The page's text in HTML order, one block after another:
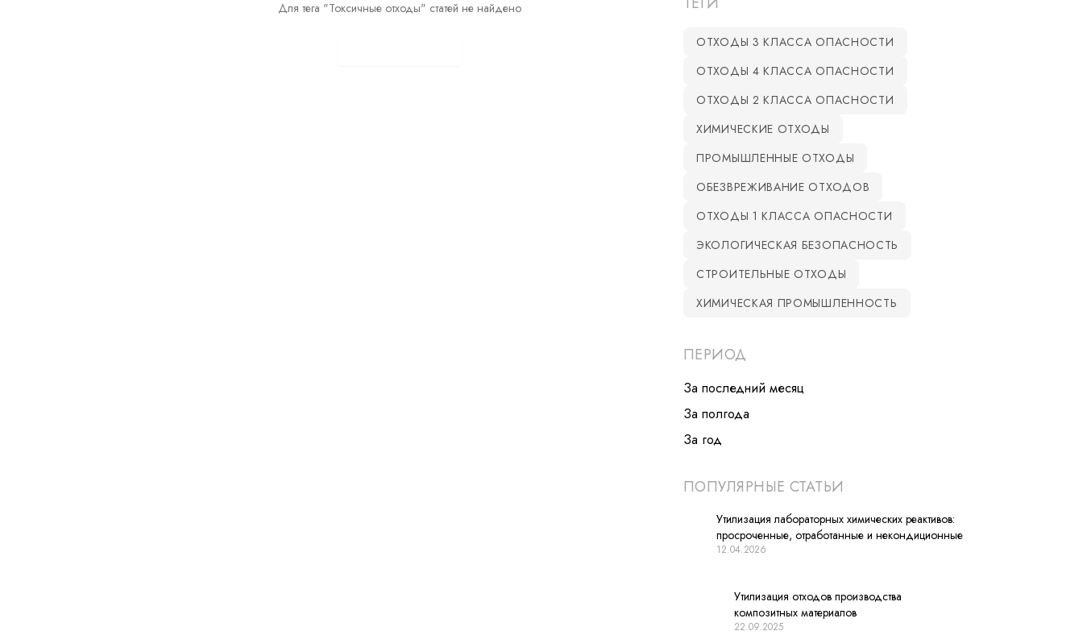
Для тега "Токсичные отходы" статей не найдено
ОТХОДЫ 3 КЛАССА ОПАСНОСТИ
ОТХОДЫ 4 КЛАССА ОПАСНОСТИ
ОТХОДЫ 2 КЛАССА ОПАСНОСТИ
ХИМИЧЕСКИЕ ОТХОДЫ
ПРОМЫШЛЕННЫЕ ОТХОДЫ
ОБЕЗВРЕЖИВАНИЕ ОТХОДОВ
ОТХОДЫ 1 КЛАССА ОПАСНОСТИ
ЭКОЛОГИЧЕСКАЯ БЕЗОПАСНОСТЬ
СТРОИТЕЛЬНЫЕ ОТХОДЫ
ХИМИЧЕСКАЯ ПРОМЫШЛЕННОСТЬ
ПЕРИОД
За последний месяц
За полгода
За год
ПОПУЛЯРНЫЕ СТАТЬИ
Утилизация лабораторных химических реактивов:
просроченные, отработанные и некондиционные
12.04.2026
Утилизация отходов производства
композитных материалов
22.09.2025